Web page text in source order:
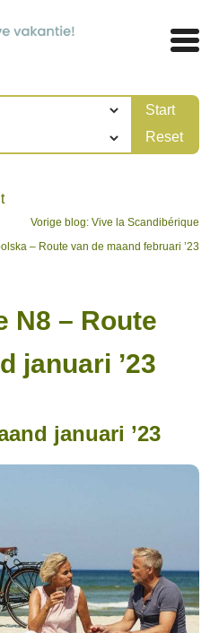
Vorige blog: Previous
post:
Vive la Scandibérique
– Route van de maand februari ’23
N8 – Route
januari ’23
januari ’23